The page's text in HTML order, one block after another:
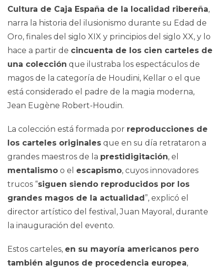
Cultura de Caja España de la localidad ribereña,
narra la historia del ilusionismo durante su Edad de
Oro, finales del siglo XIX y principios del siglo XX, y lo
hace a partir de cincuenta de los cien carteles de
una colección que ilustraba los espectáculos de
magos de la categoría de Houdini, Kellar o el que
está considerado el padre de la magia moderna,
Jean Eugène Robert-Houdin.
La colección está formada por reproducciones de
los carteles originales que en su día retrataron a
grandes maestros de la prestidigitación, el
mentalismo o el escapismo, cuyos innovadores
trucos “siguen siendo reproducidos por los
grandes magos de la actualidad”, explicó el
director artístico del festival, Juan Mayoral, durante
la inauguración del evento.
Estos carteles, en su mayoría americanos pero
también algunos de procedencia europea,